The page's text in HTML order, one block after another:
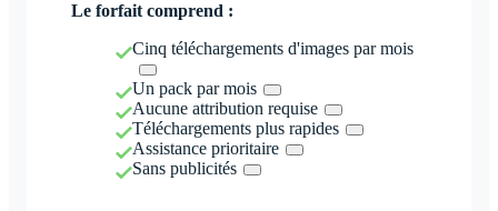
Le forfait comprend :
Cinq téléchargements d'images par mois
Un pack par mois
Aucune attribution requise
Téléchargements plus rapides
Assistance prioritaire
Sans publicités